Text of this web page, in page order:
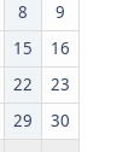
8
9
15
16
22
23
29
30